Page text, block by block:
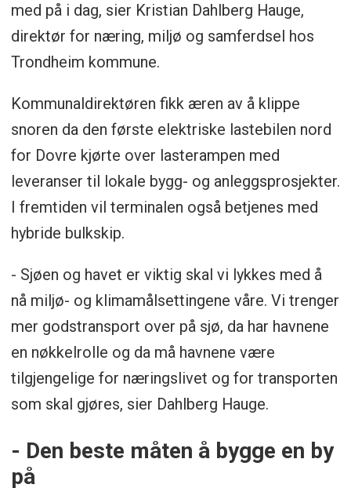
med på i dag, sier Kristian Dahlberg Hauge,
direktør for næring, miljø og samferdsel hos
Trondheim kommune.
Kommunaldirektøren fikk æren av å klippe
snoren da den første elektriske lastebilen nord
for Dovre kjørte over lasterampen med
leveranser til lokale bygg- og anleggsprosjekter.
I fremtiden vil terminalen også betjenes med
hybride bulkskip.
- Sjøen og havet er viktig skal vi lykkes med å
nå miljø- og klimamålsettingene våre. Vi trenger
mer godstransport over på sjø, da har havnene
en nøkkelrolle og da må havnene være
tilgjengelige for næringslivet og for transporten
som skal gjøres, sier Dahlberg Hauge.
- Den beste måten å bygge en by
på